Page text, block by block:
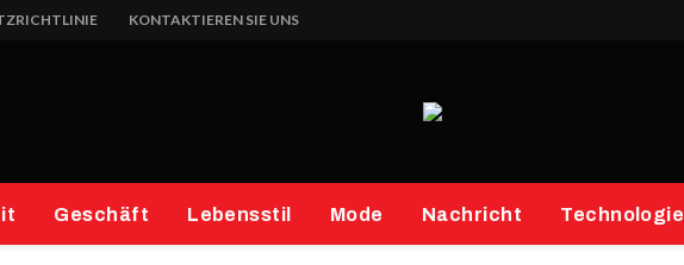
KONTAKTIEREN SIE UNS
Geschäft Lebensstil Mode Nachricht Technologie